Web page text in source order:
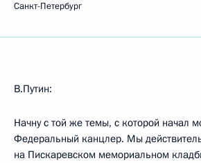
Санкт-Петербург
В.Путин:
Начну с той же темы, с которой начал
Федеральный канцлер. Мы
на Пискаревском мемориальном